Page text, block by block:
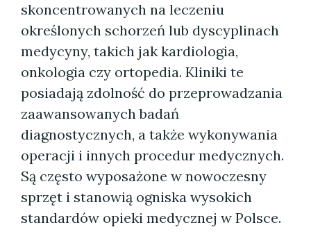
skoncentrowanych na leczeniu
określonych schorzeń lub dyscyplinach
medycyny, takich jak kardiologia,
onkologia czy ortopedia. Kliniki te
posiadają zdolność do przeprowadzania
zaawansowanych badań
diagnostycznych, a także wykonywania
operacji i innych procedur medycznych.
Są często wyposażone w nowoczesny
sprzęt i stanowią ogniska wysokich
standardów opieki medycznej w Polsce.